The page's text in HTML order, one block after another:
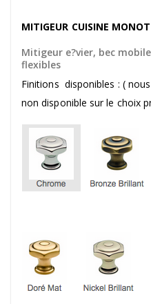
MITIGEUR CUISINE
Mitigeur e?vier, bec
flexibles
Finitions disponibles : (
non disponible sur le choix